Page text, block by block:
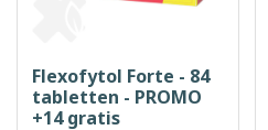
Flexofytol Forte - 84
tabletten - PROMO
+14 gratis